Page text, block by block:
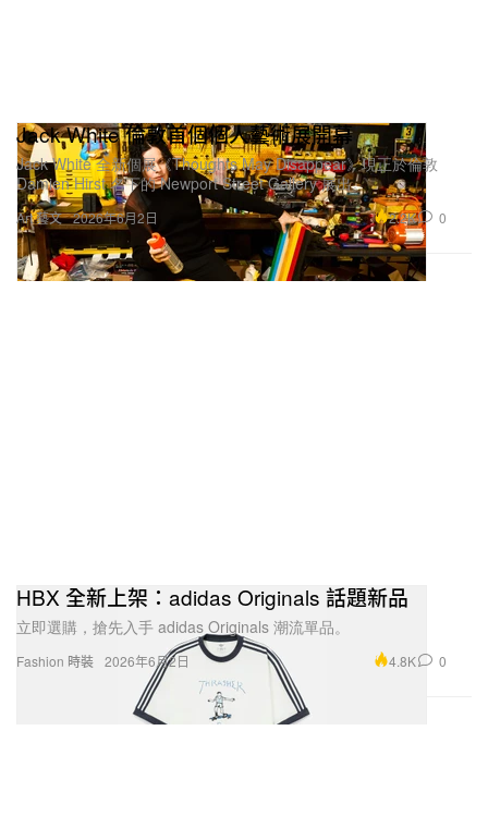
Art 藝文
Jack White 倫敦首個個人藝術展開幕
Jack White 全新個展《Thoughts May Disappear》現正於倫敦
Damien Hirst 名下的 Newport Street Gallery 展出。
2026年6月2日 2.2K 0
Fashion 時裝
HBX 全新上架：adidas Originals 話題新品
立即選購，搶先入手 adidas Originals 潮流單品。
2026年6月2日 4.8K 0